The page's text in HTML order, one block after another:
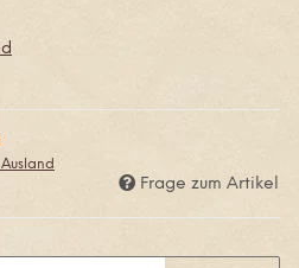
Frage zum Artikel